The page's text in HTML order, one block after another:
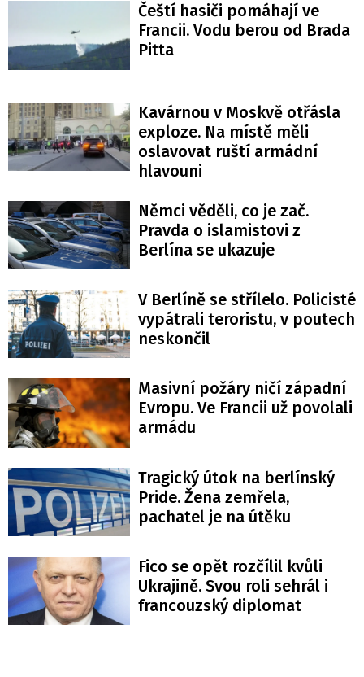
Čeští hasiči pomáhají ve
Francii. Vodu berou od Brada
Pitta
Kavárnou v Moskvě otřásla
exploze. Na místě měli
oslavovat ruští armádní
hlavouni
Němci věděli, co je zač.
Pravda o islamistovi z
Berlína se ukazuje
V Berlíně se střílelo. Policisté
vypátrali teroristu, v poutech
neskončil
Masivní požáry ničí západní
Evropu. Ve Francii už povolali
armádu
Tragický útok na berlínský
Pride. Žena zemřela,
pachatel je na útěku
Fico se opět rozčílil kvůli
Ukrajině. Svou roli sehrál i
francouzský diplomat